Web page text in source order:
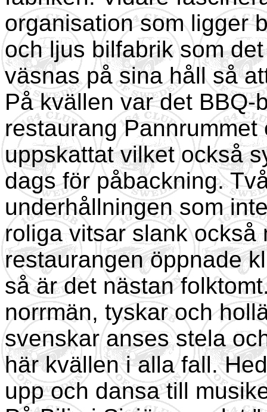
organisation som ligger
och ljus bilfabrik som
väsnas på sina håll så
På kvällen var det BBQ-
restaurang
uppskattat vilket också
dags för påbackning.
underhållningen som
roliga vitsar slank också
restaurangen öppnade
så är det nästan
norrmän, tyskar och
svenskar anses stela
här kvällen i alla fall.
upp och dansa till